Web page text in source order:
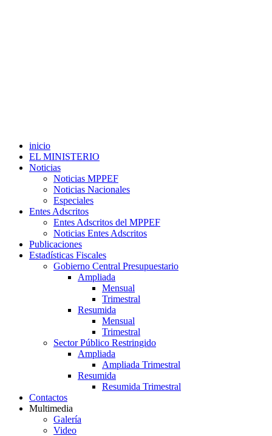
inicio
EL MINISTERIO
Noticias
Noticias MPPEF
Noticias Nacionales
Especiales
Entes Adscritos
Entes Adscritos del MPPEF
Noticias Entes Adscritos
Publicaciones
Estadísticas Fiscales
Gobierno Central Presupuestario
Ampliada
Mensual
Trimestral
Resumida
Mensual
Trimestral
Sector Público Restringido
Ampliada
Ampliada Trimestral
Resumida
Resumida Trimestral
Contactos
Multimedia
Galería
Video